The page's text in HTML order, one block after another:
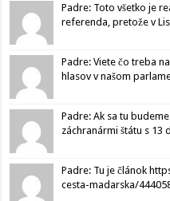
Padre: Toto všetko je
referenda, pretože v
Padre: Viete čo treba
hlasov v našom
Padre: Ak sa tu
záchranármi štátu s 13
Padre: Tu je článok
cesta-madarska/